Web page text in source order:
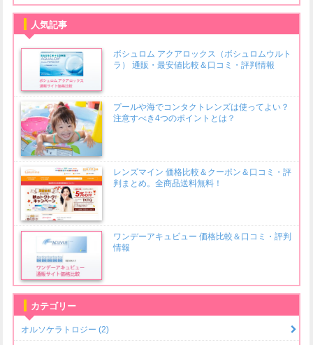
人気記事
ボシュロム アクアロックス（ボシュロムウルト
ラ） 通販・最安値比較＆口コミ・評判情報
プールや海でコンタクトレンズは使ってよい？
注意すべき4つのポイントとは？
レンズマイン 価格比較＆クーポン＆口コミ・評
判まとめ。全商品送料無料！
ワンデーアキュビュー 価格比較＆口コミ・評判
情報
カテゴリー
オルソケラトロジー (2)